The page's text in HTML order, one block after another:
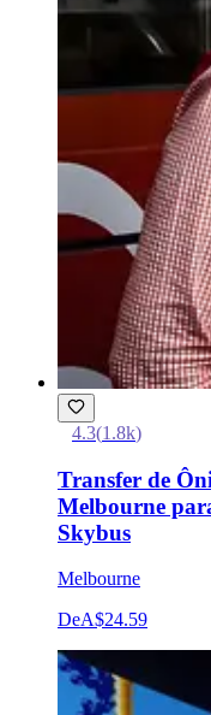
4.3(1.8k)
Transfer de
Melbourne
Skybus
Melbourne
DeA$24.59